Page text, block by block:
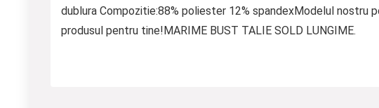
dublura Compozitie:88% poliester 12% spandexModelul nostru
produsul pentru tine!MARIME BUST TALIE SOLD LUNGIME.